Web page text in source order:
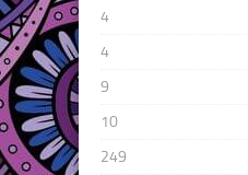
4
4
9
10
249